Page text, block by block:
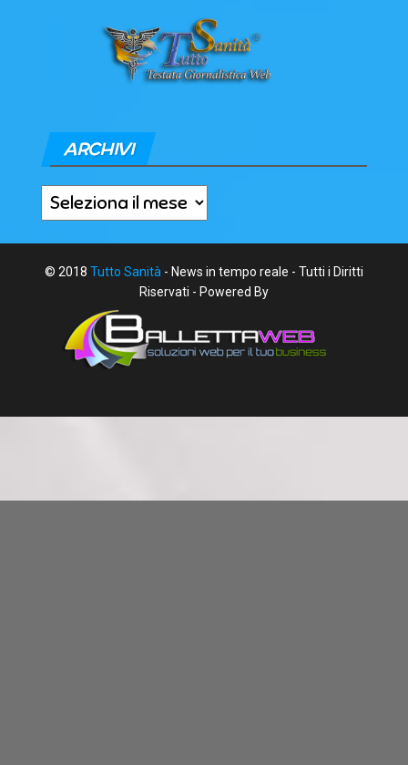
ARCHIVI
Archivi
© 2018 Tutto Sanità - News in tempo reale - Tutti i Diritti
Riservati - Powered By